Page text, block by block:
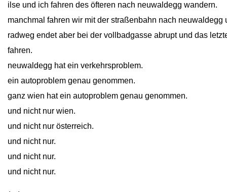
ilse und ich fahren des öfteren nach neuwaldegg wandern.
manchmal fahren wir mit der straßenbahn nach neuwaldegg
radweg endet aber bei der vollbadgasse abrupt und das
fahren.
neuwaldegg hat ein verkehrsproblem.
ein autoproblem genau genommen.
ganz wien hat ein autoproblem genau genommen.
und nicht nur wien.
und nicht nur österreich.
und nicht nur.
und nicht nur.
und nicht nur.